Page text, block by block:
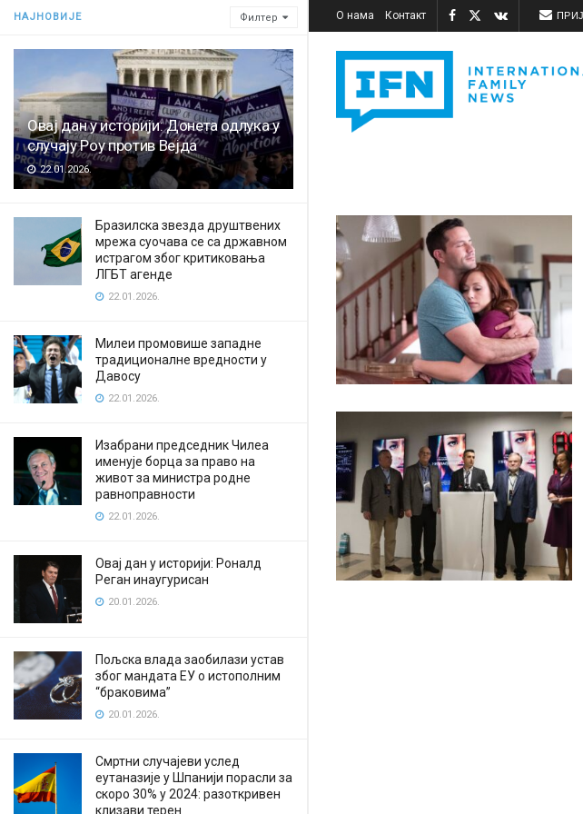
НАЈНОВИЈЕ Филтер
Овај дан у историји: Донета одлука у
случају Роу против Вејда
22.01.2026.
Бразилска звезда друштвених
мрежа суочава се са државном
истрагом због критиковања
ЛГБТ агенде
22.01.2026.
Милеи промовише западне
традиционалне вредности у
Давосу
22.01.2026.
Изабрани председник Чилеа
именује борца за право на
живот за министра родне
равноправности
22.01.2026.
Овај дан у историји: Роналд
Реган инаугурисан
20.01.2026.
Пољска влада заобилази устав
због мандата ЕУ о истополним
“браковима”
20.01.2026.
Смртни случајеви услед
еутаназије у Шпанији порасли за
скоро 30% у 2024: разоткривен
клизави терен
О нама Контакт